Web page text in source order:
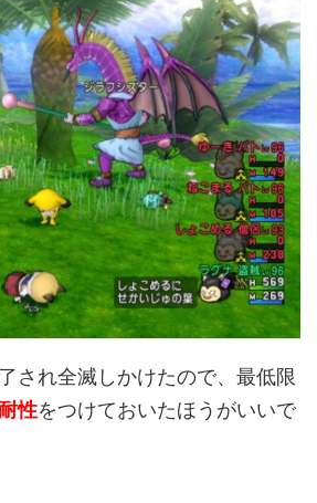
され全滅しかけたので、最低限
性をつけておいたほうがいいで